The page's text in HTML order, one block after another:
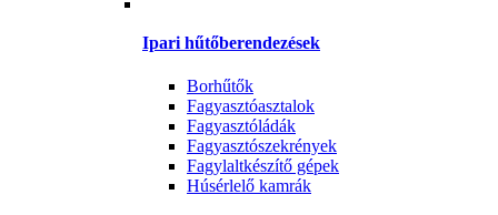
Ipari hűtőberendezések
Borhűtők
Fagyasztóasztalok
Fagyasztóládák
Fagyasztószekrények
Fagylaltkészítő gépek
Húsérlelő kamrák